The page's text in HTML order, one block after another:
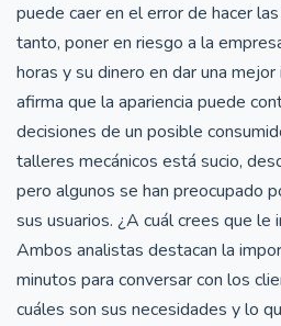
puede caer en el error de hacer
tanto, poner en riesgo a la
horas y su dinero en dar una
afirma que la apariencia puede
decisiones de un posible
talleres mecánicos está sucio,
pero algunos se han preocupado
sus usuarios. ¿A cuál crees que le
Ambos analistas destacan la
minutos para conversar con los
cuáles son sus necesidades y lo